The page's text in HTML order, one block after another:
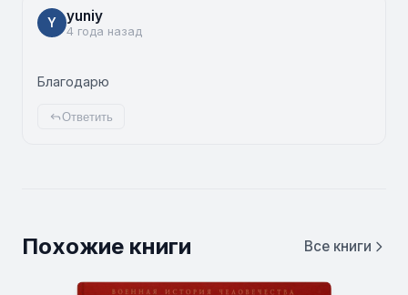
Y yuniy
4 года назад
Благодарю
Ответить
Похожие книги Все книги